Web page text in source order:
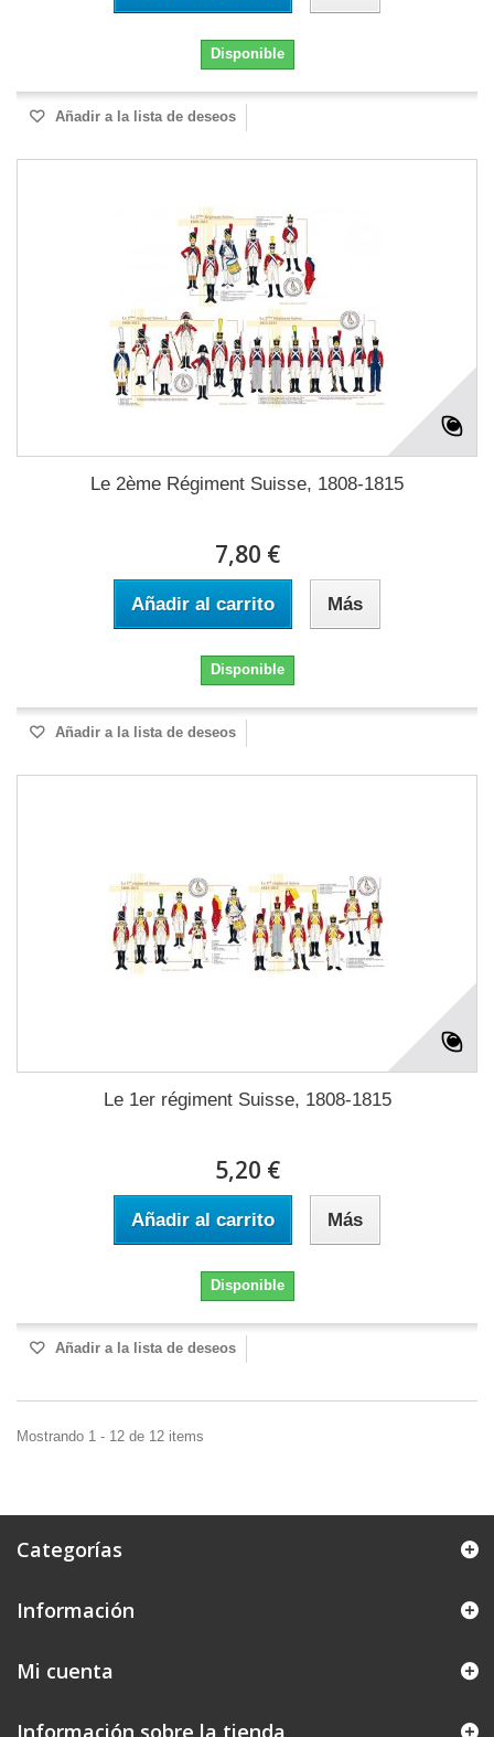
Disponible
Añadir a la lista de deseos
Le 2ème Régiment Suisse, 1808-1815
7,80 €
Añadir al carrito Más
Disponible
Añadir a la lista de deseos
Le 1er régiment Suisse, 1808-1815
5,20 €
Añadir al carrito Más
Disponible
Añadir a la lista de deseos
Mostrando 1 - 12 de 12 items
Categorías
Información
Mi cuenta
Información sobre la tienda